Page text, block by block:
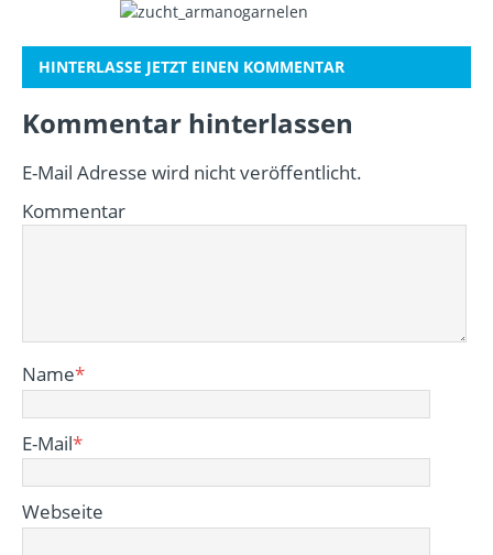
HINTERLASSE JETZT EINEN KOMMENTAR
Kommentar hinterlassen
E-Mail Adresse wird nicht veröffentlicht.
Kommentar
Name*
E-Mail*
Webseite